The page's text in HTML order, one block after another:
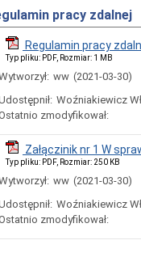
pracy zdalnej
Regulamin pracy
Typ pliku: PDF, Rozmiar: 1 MB
ww (2021-03-30)
Woźniakiewicz
zmodyfikował:
Załączinik nr 1 W
Typ pliku: PDF, Rozmiar: 250 KB
ww (2021-03-30)
Woźniakiewicz
zmodyfikował: